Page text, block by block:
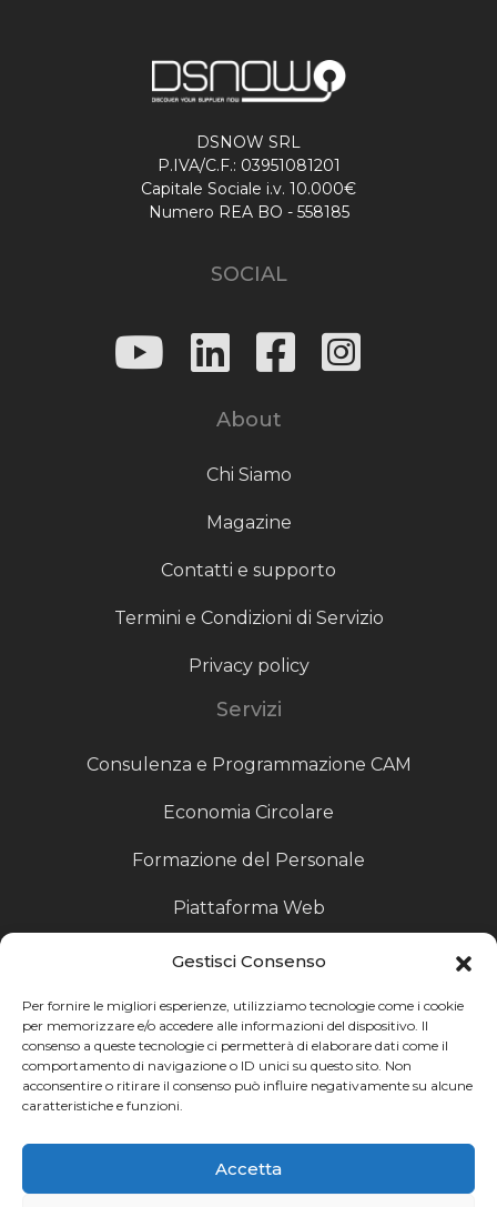
Gestisci Consenso
Per fornire le migliori esperienze, utilizziamo tecnologie come i cookie
per memorizzare e/o accedere alle informazioni del dispositivo. Il
consenso a queste tecnologie ci permetterà di elaborare dati come il
comportamento di navigazione o ID unici su questo sito. Non
acconsentire o ritirare il consenso può influire negativamente su alcune
caratteristiche e funzioni.
Accetta
DSNOW SRL
P.IVA/C.F.: 03951081201
Capitale Sociale i.v. 10.000€
Numero REA BO - 558185
SOCIAL
About
Chi Siamo
Magazine
Contatti e supporto
Termini e Condizioni di Servizio
Privacy policy
Servizi
Consulenza e Programmazione CAM
Economia Circolare
Formazione del Personale
Piattaforma Web
Scouting fornitori
Produzione Particolari
Raccoglitori di Fine Linea
Ricerca
Ricerca avanzata
Catalogo fornitori